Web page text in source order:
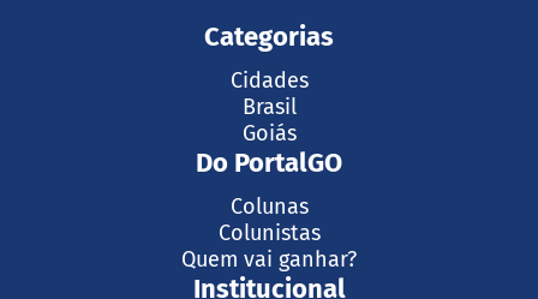
Categorias
Cidades
Brasil
Goiás
Do PortalGO
Colunas
Colunistas
Quem vai ganhar?
Institucional